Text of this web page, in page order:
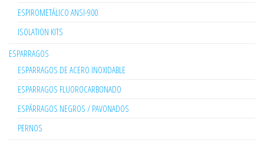
ESPIROMETÁLICO ANSI-900
ISOLATION KITS
ESPARRAGOS
ESPARRAGOS DE ACERO INOXIDABLE
ESPARRAGOS FLUOROCARBONADO
ESPÁRRAGOS NEGROS / PAVONADOS
PERNOS